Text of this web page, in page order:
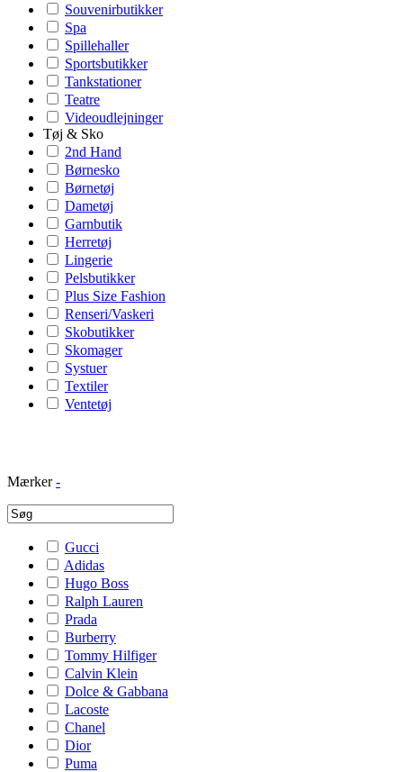
Souvenirbutikker
Spa
Spillehaller
Sportsbutikker
Tankstationer
Teatre
Videoudlejninger
Tøj & Sko
2nd Hand
Børnesko
Børnetøj
Dametøj
Garnbutik
Herretøj
Lingerie
Pelsbutikker
Plus Size Fashion
Renseri/Vaskeri
Skobutikker
Skomager
Systuer
Textiler
Ventetøj
Mærker -
Gucci
Adidas
Hugo Boss
Ralph Lauren
Prada
Burberry
Tommy Hilfiger
Calvin Klein
Dolce & Gabbana
Lacoste
Chanel
Dior
Puma